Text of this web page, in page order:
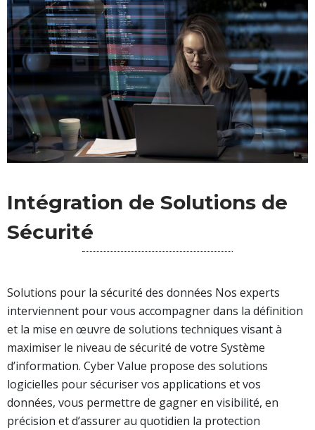
Intégration de Solutions de
Sécurité
Solutions pour la sécurité des données Nos experts
interviennent pour vous accompagner dans la définition
et la mise en œuvre de solutions techniques visant à
maximiser le niveau de sécurité de votre Système
d’information. Cyber Value propose des solutions
logicielles pour sécuriser vos applications et vos
données, vous permettre de gagner en visibilité, en
précision et d’assurer au quotidien la protection